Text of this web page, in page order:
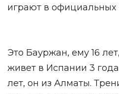
играют в официальных
Это Бауржан, ему 16
живет в Испании 3
лет, он из Алматы.